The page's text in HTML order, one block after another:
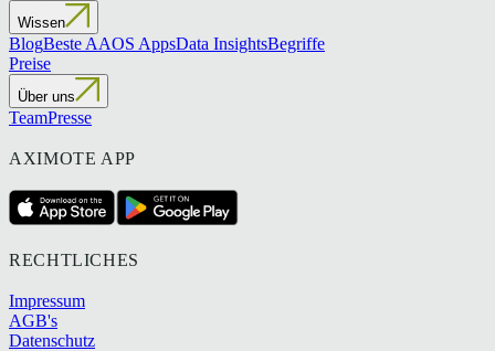
Wissen
BlogBeste AAOS AppsData InsightsBegriffe
Preise
Über uns
TeamPresse
AXIMOTE APP
RECHTLICHES
Impressum
AGB's
Datenschutz